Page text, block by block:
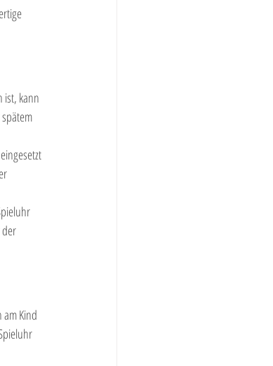
ist, kann
eingesetzt
Kind